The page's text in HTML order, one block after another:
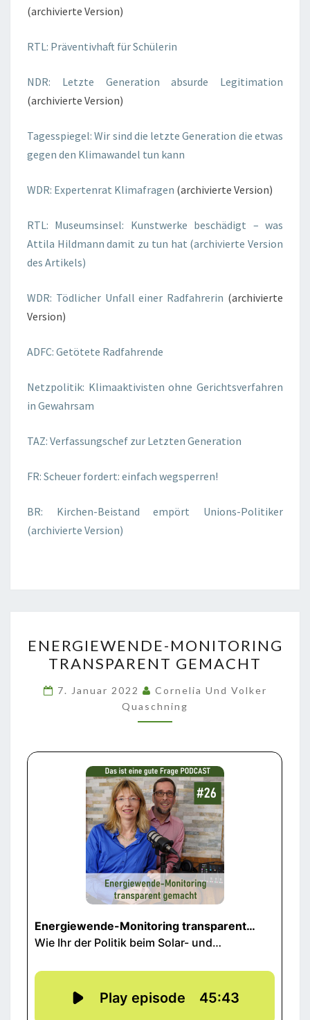
(archivierte Version)
RTL: Präventivhaft für Schülerin
NDR: Letzte Generation absurde Legitimation
(archivierte Version)
Tagesspiegel: Wir sind die letzte Generation die etwas
gegen den Klimawandel tun kann
WDR: Expertenrat Klimafragen (archivierte Version)
RTL: Museumsinsel: Kunstwerke beschädigt – was
Attila Hildmann damit zu tun hat (archivierte Version
des Artikels)
WDR: Tödlicher Unfall einer Radfahrerin (archivierte
Version)
ADFC: Getötete Radfahrende
Netzpolitik: Klimaaktivisten ohne Gerichtsverfahren
in Gewahrsam
TAZ: Verfassungschef zur Letzten Generation
FR: Scheuer fordert: einfach wegsperren!
BR: Kirchen-Beistand empört Unions-Politiker
(archivierte Version)
MONITORING
TRANSPARENT
GEMACHT
ENERGIEWENDE-MONITORING
TRANSPARENT GEMACHT
7. Januar 2022
Cornelia Und Volker
Quaschning